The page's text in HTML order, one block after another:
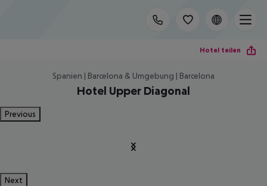
Hotel teilen
Spanien | Barcelona & Umgebung | Barcelona
Hotel Upper Diagonal
Previous
Next